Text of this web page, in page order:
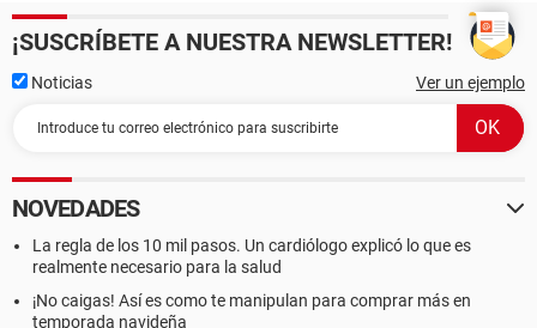
¡SUSCRÍBETE A NUESTRA NEWSLETTER!
Noticias Ver un ejemplo
NOVEDADES
La regla de los 10 mil pasos. Un cardiólogo explicó lo que es
realmente necesario para la salud
¡No caigas! Así es como te manipulan para comprar más en
temporada navideña